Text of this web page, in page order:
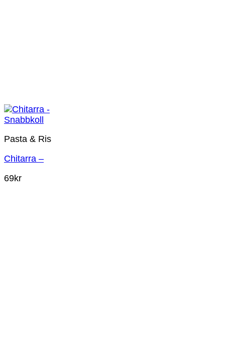
Snabbkoll
Pasta & Ris
Chitarra –
69kr